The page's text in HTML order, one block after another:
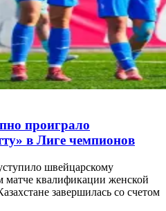
проиграло
в Лиге чемпионов
швейцарскому
матче квалификации женской
завершилась со счетом